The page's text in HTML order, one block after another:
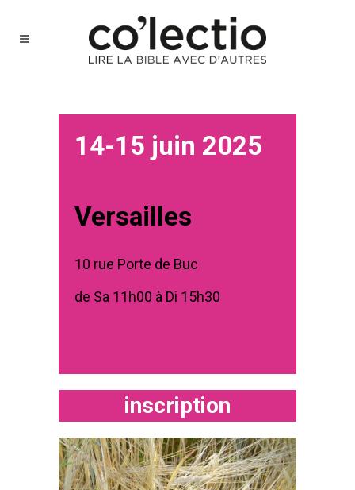
14-15 juin 2025
Versailles
10 rue Porte de Buc
de Sa 11h00 à Di 15h30
inscription